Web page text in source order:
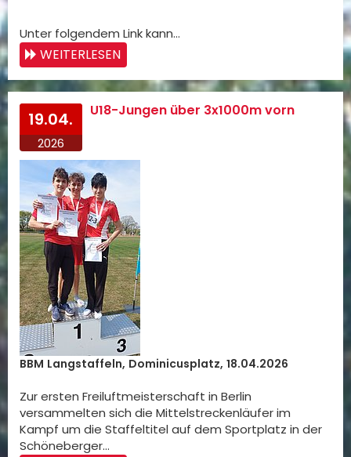
Unter folgendem Link kann…
WEITERLESEN
19.04.
2026
U18-Jungen über 3x1000m vorn
BBM Langstaffeln, Dominicusplatz, 18.04.2026
Zur ersten Freiluftmeisterschaft in Berlin
versammelten sich die Mittelstreckenläufer im
Kampf um die Staffeltitel auf dem Sportplatz in der
Schöneberger…